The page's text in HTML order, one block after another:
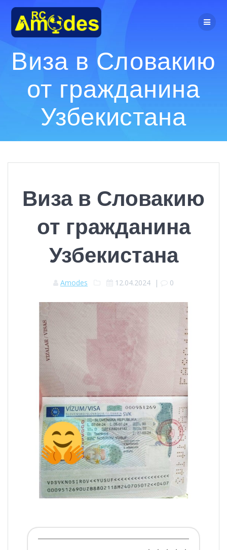
Виза в Словакию
от гражданина
Узбекистана
Виза в Словакию
от гражданина
Узбекистана
Amodes 12.04.2024 | 0